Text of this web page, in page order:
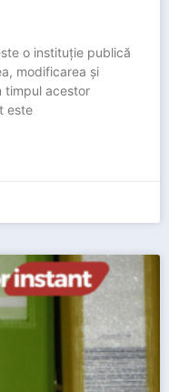
o instituție publică
modificarea și
timpul acestor
este